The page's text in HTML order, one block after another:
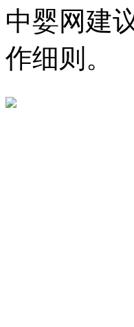
中婴网建
作细则。